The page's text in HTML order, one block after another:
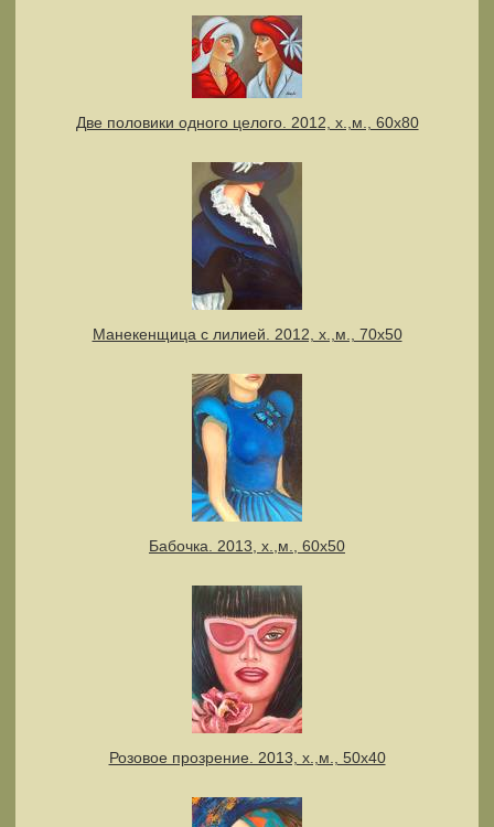
Две половики одного целого. 2012, х.,м., 60х80
Манекенщица с лилией. 2012, х.,м., 70х50
Бабочка. 2013, х.,м., 60х50
Розовое прозрение. 2013, х.,м., 50х40